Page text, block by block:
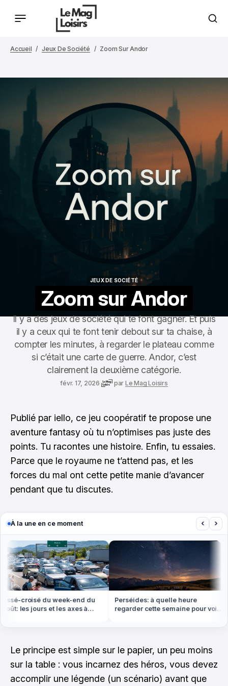
Accueil Jeux De Société Zoom Sur Andor
JEUX DE SOCIÉTÉ
Zoom sur Andor
Il y a des jeux de société qui te font gagner. Et puis
il y a ceux qui te font tenir debout sur ta chaise, à
compter les minutes, à regarder le plateau comme
si c’était une carte de guerre. Andor, c’est
clairement la deuxième catégorie.
févr. 17, 2026 par Le Mag Loisirs
Publié par iello, ce jeu coopératif te propose une
aventure fantasy où tu n’optimises pas juste des
points. Tu racontes une histoire. Enfin, tu essaies.
Parce que le royaume ne t’attend pas, et les
forces du mal ont cette petite manie d’avancer
pendant que tu discutes.
À la une en ce moment ‹ ›
croisé du week-end du
les jours et les axes à
Perséides: à quelle heure
regarder cette semaine pour voir
Le principe est simple sur le papier, un peu moins
sur la table : vous incarnez des héros, vous devez
accomplir une légende (un scénario) avant que